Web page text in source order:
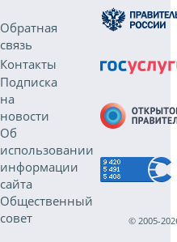
Обратная
связь
Контакты
Подписка
на
новости
Об
использовании
информации
сайта
Общественный
совет
© 2005-